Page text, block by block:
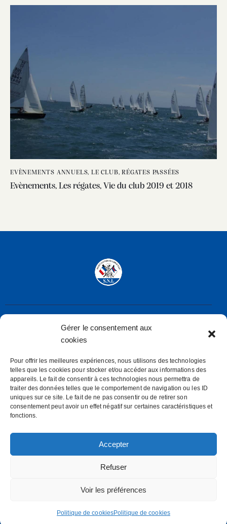
Gérer le consentement aux
cookies
Pour offrir les meilleures expériences, nous utilisons des technologies
telles que les cookies pour stocker et/ou accéder aux informations des
appareils. Le fait de consentir à ces technologies nous permettra de
traiter des données telles que le comportement de navigation ou les ID
uniques sur ce site. Le fait de ne pas consentir ou de retirer son
consentement peut avoir un effet négatif sur certaines caractéristiques et
fonctions.
Accepter
Refuser
Voir les préférences
Politique de cookiesPolitique de cookies
EVÈNEMENTS ANNUELS,LE CLUB,RÉGATES PASSÉES
Evènements, Les régates, Vie du club 2019 et 2018
Société Nautique de Larmor-Plage
rue de la Frégate – 56260 LARMOR-PLAGE
secretaire@snl.bzh
Mentions Légales
Politiques des cookies (E.U)
SOCIETE NAUTIQUE DE LARMOR PLAGE